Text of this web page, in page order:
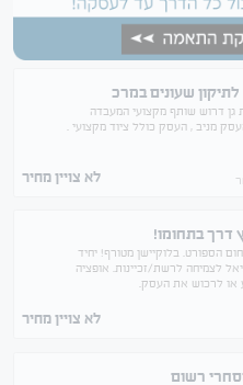
שעונים במרכ
דרוש שותף מקצועי המעבדה
מניב , העסק כולל ציוד מקצועי .
לא צויין מחיר
דרך בתחומו!
הספורט. בלוקיישן מטורף! יחיד
לצמיחה לרשת/זכיינות. אופציה
או לרכוש את העסק.
לא צויין מחיר
רשום